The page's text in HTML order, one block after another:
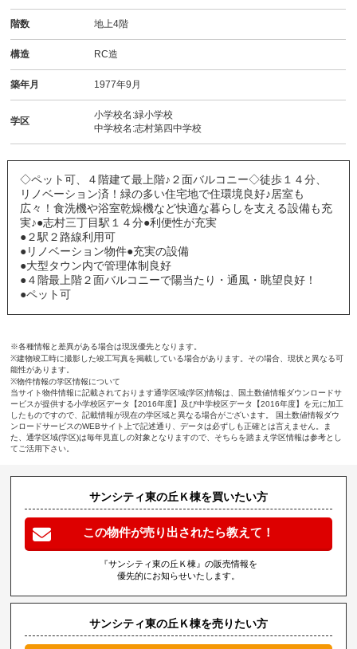
階数 地上4階
構造 RC造
築年月 1977年9月
学区
小学校名:緑小学校
中学校名:志村第四中学校
◇ペット可、４階建て最上階♪２面バルコニー◇徒歩１４分、
リノベーション済！緑の多い住宅地で住環境良好♪居室も
広々！食洗機や浴室乾燥機など快適な暮らしを支える設備も充
実♪●志村三丁目駅１４分●利便性が充実
●２駅２路線利用可
●リノベーション物件●充実の設備
●大型タウン内で管理体制良好
●４階最上階２面バルコニーで陽当たり・通風・眺望良好！
●ペット可
※各種情報と差異がある場合は現況優先となります。
※建物竣工時に撮影した竣工写真を掲載している場合があります。その場合、現状と異なる可
能性があります。
※物件情報の学区情報について
当サイト物件情報に記載されております通学区域(学区)情報は、国土数値情報ダウンロードサ
ービスが提供する小学校区データ【2016年度】及び中学校区データ【2016年度】を元に加工
したものですので、記載情報が現在の学区域と異なる場合がございます。 国土数値情報ダウ
ンロードサービスのWEBサイト上で記述通り、データは必ずしも正確とは言えません。ま
た、通学区域(学区)は毎年見直しの対象となりますので、そちらを踏まえ学区情報は参考とし
てご活用下さい。
サンシティ東の丘Ｋ棟を買いたい方
この物件が売り出されたら教えて！
『サンシティ東の丘Ｋ棟』の販売情報を
優先的にお知らせいたします。
サンシティ東の丘Ｋ棟を売りたい方